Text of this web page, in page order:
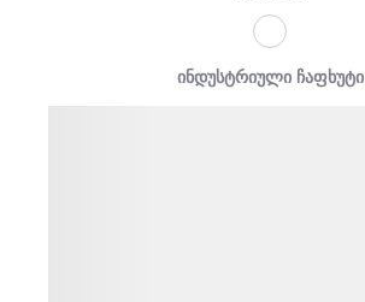
ინდუსტრიული ჩაფხუტი